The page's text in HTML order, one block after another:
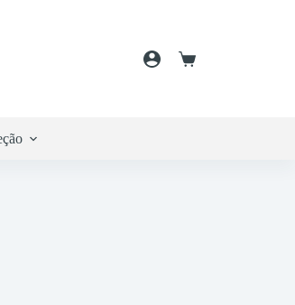
Carrinho